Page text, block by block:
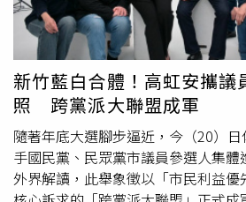
化、氯化、氫化與純化等步驟，成功
麻黃鹼，再層層分離最終成功煉出
驚的是，幾人提煉出的安非他命潔白
成，相當驚人。警方抓準時機進入工
吳姓男子等在內共4人。（圖／翻攝
分工細膩，2人負責煉毒，吳男妻子
購置、搬運製毒工具，最後由44歲
工廠裡的製毒設備，幾人為避免製毒
注意，特意將工廠設置在偏遠山區
新竹藍白合體！高虹安攜議
照 跨黨派大聯盟成軍
隨著年底大選腳步逼近，今（20）
手國民黨、民眾黨市議員參選人集體
外界解讀，此舉象徵以「市民利益